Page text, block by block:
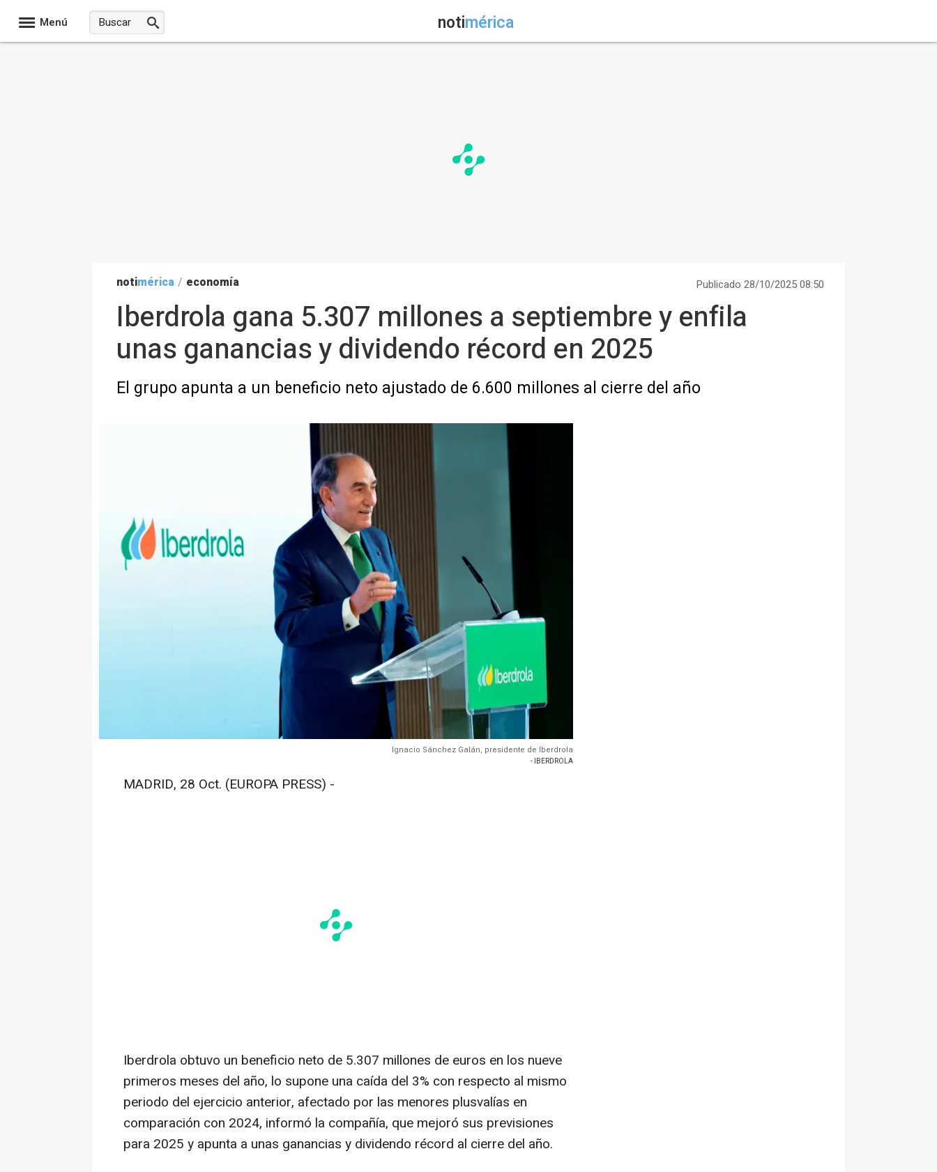
Menú notimérica
notimérica / economía Publicado 28/10/2025 08:50
Iberdrola gana 5.307 millones a septiembre y enfila
unas ganancias y dividendo récord en 2025
El grupo apunta a un beneficio neto ajustado de 6.600 millones al cierre del año
Ignacio Sánchez Galán, presidente de Iberdrola
- IBERDROLA
MADRID, 28 Oct. (EUROPA PRESS) -
Iberdrola obtuvo un beneficio neto de 5.307 millones de euros en los nueve
primeros meses del año, lo supone una caída del 3% con respecto al mismo
periodo del ejercicio anterior, afectado por las menores plusvalías en
comparación con 2024, informó la compañía, que mejoró sus previsiones
para 2025 y apunta a unas ganancias y dividendo récord al cierre del año.